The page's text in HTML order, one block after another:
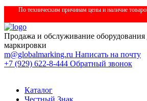
По техническим причинам цены и наличие
Продажа и обслуживание
маркировки
m@globalmarking.ru Написать на почту
+7 (929) 622-8-444 Обратный звонок
Каталог
Честный Знак